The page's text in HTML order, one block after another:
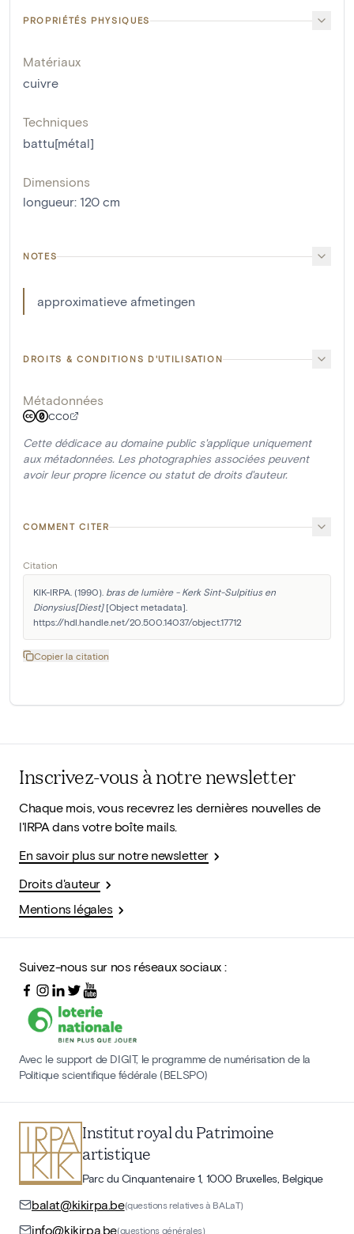
PROPRIÉTÉS PHYSIQUES
Matériaux
cuivre
Techniques
battu[métal]
Dimensions
longueur: 120 cm
NOTES
approximatieve afmetingen
DROITS & CONDITIONS D'UTILISATION
Métadonnées
CC0
Cette dédicace au domaine public s'applique uniquement
aux métadonnées. Les photographies associées peuvent
avoir leur propre licence ou statut de droits d'auteur.
COMMENT CITER
Citation
KIK-IRPA. (1990). bras de lumière - Kerk Sint-Sulpitius en
Dionysius[Diest] [Object metadata].
https://hdl.handle.net/20.500.14037/object.17712
Copier la citation
Inscrivez-vous à notre newsletter
Chaque mois, vous recevrez les dernières nouvelles de
l'IRPA dans votre boîte mails.
En savoir plus sur notre newsletter
Droits d'auteur
Mentions légales
Suivez-nous sur nos réseaux sociaux :
Avec le support de DIGIT, le programme de numérisation de la
Politique scientifique fédérale (BELSPO)
Institut royal du Patrimoine
artistique
Parc du Cinquantenaire 1, 1000 Bruxelles, Belgique
balat@kikirpa.be(questions relatives à BALaT)
info@kikirpa.be(questions générales)